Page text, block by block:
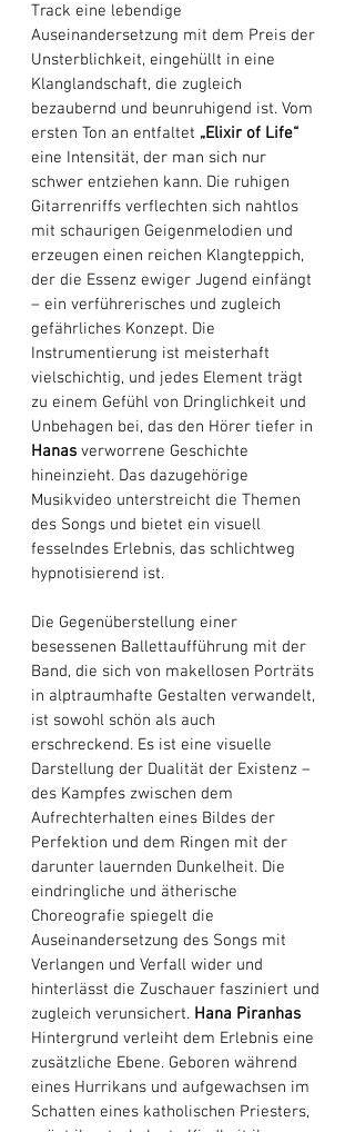
Track eine lebendige
Auseinandersetzung mit dem Preis der
Unsterblichkeit, eingehüllt in eine
Klanglandschaft, die zugleich
bezaubernd und beunruhigend ist. Vom
ersten Ton an entfaltet „Elixir of Life“
eine Intensität, der man sich nur
schwer entziehen kann. Die ruhigen
Gitarrenriffs verflechten sich nahtlos
mit schaurigen Geigenmelodien und
erzeugen einen reichen Klangteppich,
der die Essenz ewiger Jugend einfängt
– ein verführerisches und zugleich
gefährliches Konzept. Die
Instrumentierung ist meisterhaft
vielschichtig, und jedes Element trägt
zu einem Gefühl von Dringlichkeit und
Unbehagen bei, das den Hörer tiefer in
Hanas verworrene Geschichte
hineinzieht. Das dazugehörige
Musikvideo unterstreicht die Themen
des Songs und bietet ein visuell
fesselndes Erlebnis, das schlichtweg
hypnotisierend ist.
Die Gegenüberstellung einer
besessenen Ballettaufführung mit der
Band, die sich von makellosen Porträts
in alptraumhafte Gestalten verwandelt,
ist sowohl schön als auch
erschreckend. Es ist eine visuelle
Darstellung der Dualität der Existenz –
des Kampfes zwischen dem
Aufrechterhalten eines Bildes der
Perfektion und dem Ringen mit der
darunter lauernden Dunkelheit. Die
eindringliche und ätherische
Choreografie spiegelt die
Auseinandersetzung des Songs mit
Verlangen und Verfall wider und
hinterlässt die Zuschauer fasziniert und
zugleich verunsichert. Hana Piranhas
Hintergrund verleiht dem Erlebnis eine
zusätzliche Ebene. Geboren während
eines Hurrikans und aufgewachsen im
Schatten eines katholischen Priesters,